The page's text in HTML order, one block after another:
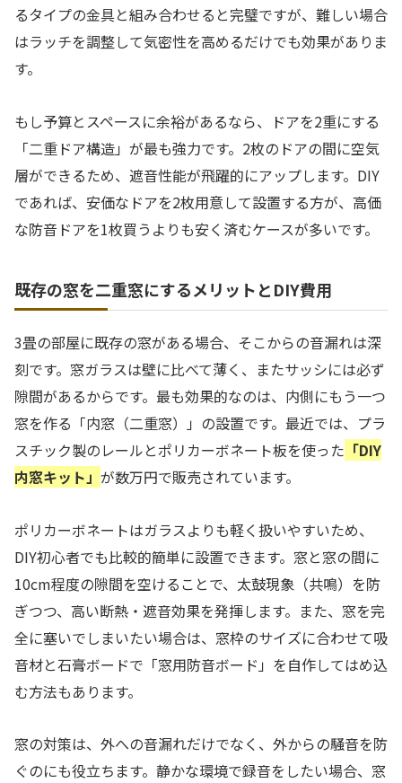
るタイプの金具と組み合わせると完璧ですが、難しい場合
はラッチを調整して気密性を高めるだけでも効果がありま
す。
もし予算とスペースに余裕があるなら、ドアを2重にする
「二重ドア構造」が最も強力です。2枚のドアの間に空気
層ができるため、遮音性能が飛躍的にアップします。DIY
であれば、安価なドアを2枚用意して設置する方が、高価
な防音ドアを1枚買うよりも安く済むケースが多いです。
既存の窓を二重窓にするメリットとDIY費用
3畳の部屋に既存の窓がある場合、そこからの音漏れは深
刻です。窓ガラスは壁に比べて薄く、またサッシには必ず
隙間があるからです。最も効果的なのは、内側にもう一つ
窓を作る「内窓（二重窓）」の設置です。最近では、プラ
スチック製のレールとポリカーボネート板を使った 「DIY
内窓キット」 が数万円で販売されています。
ポリカーボネートはガラスよりも軽く扱いやすいため、
DIY初心者でも比較的簡単に設置できます。窓と窓の間に
10cm程度の隙間を空けることで、太鼓現象（共鳴）を防
ぎつつ、高い断熱・遮音効果を発揮します。また、窓を完
全に塞いでしまいたい場合は、窓枠のサイズに合わせて吸
音材と石膏ボードで「窓用防音ボード」を自作してはめ込
む方法もあります。
窓の対策は、外への音漏れだけでなく、外からの騒音を防
ぐのにも役立ちます。静かな環境で録音をしたい場合、窓